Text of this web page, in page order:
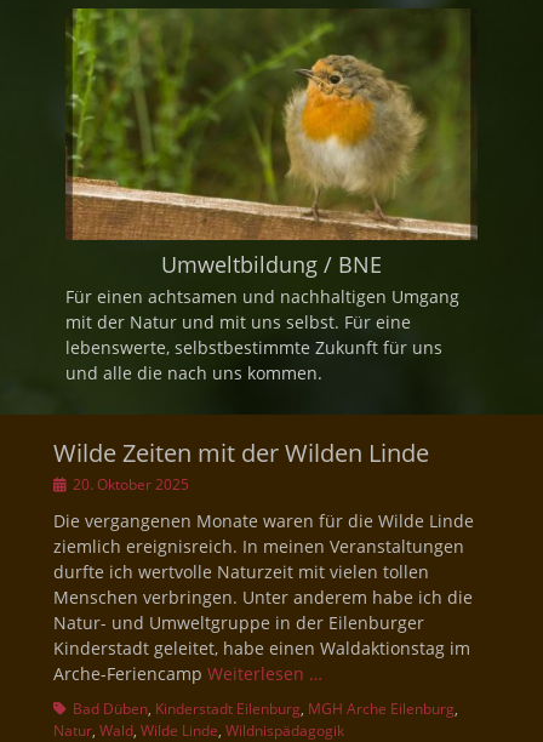
Umweltbildung / BNE
Für einen achtsamen und nachhaltigen Umgang
mit der Natur und mit uns selbst. Für eine
lebenswerte, selbstbestimmte Zukunft für uns
und alle die nach uns kommen.
Wilde Zeiten mit der Wilden Linde
Veröffentlicht
20. Oktober 2025
Die vergangenen Monate waren für die Wilde Linde
ziemlich ereignisreich. In meinen Veranstaltungen
durfte ich wertvolle Naturzeit mit vielen tollen
Menschen verbringen. Unter anderem habe ich die
Natur- und Umweltgruppe in der Eilenburger
Kinderstadt geleitet, habe einen Waldaktionstag im
Arche-Feriencamp Weiterlesen …
Schlagworte
Bad Düben, Kinderstadt Eilenburg, MGH Arche Eilenburg,
Natur, Wald, Wilde Linde, Wildnispädagogik